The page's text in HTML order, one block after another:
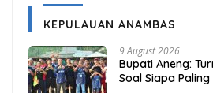
KEPULAUAN ANAMBAS
9 August 2026
Bupati Aneng:
Soal Siapa